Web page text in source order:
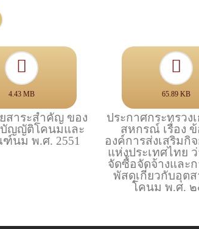
4.43 MB
สาระสำคัญ ของ
บัญญัติโคนมและ
นม พ.ศ. 2551
65.89 KB
ประกาศกระทรวง
สหกรณ์ เรื่อง
องค์การส่งเสริมกิ
แห่งประเทศไทย
จัดซื้อจัดจ้างและ
พัสดุเกี่ยวกับอุต
โคนม พ.ศ.